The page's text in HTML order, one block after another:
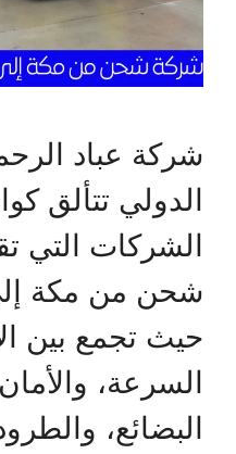
شركة عباد
الدولي تتألق
الشركات التي
شحن من مكة
حيث تجمع بين
السرعة،
البضائع،